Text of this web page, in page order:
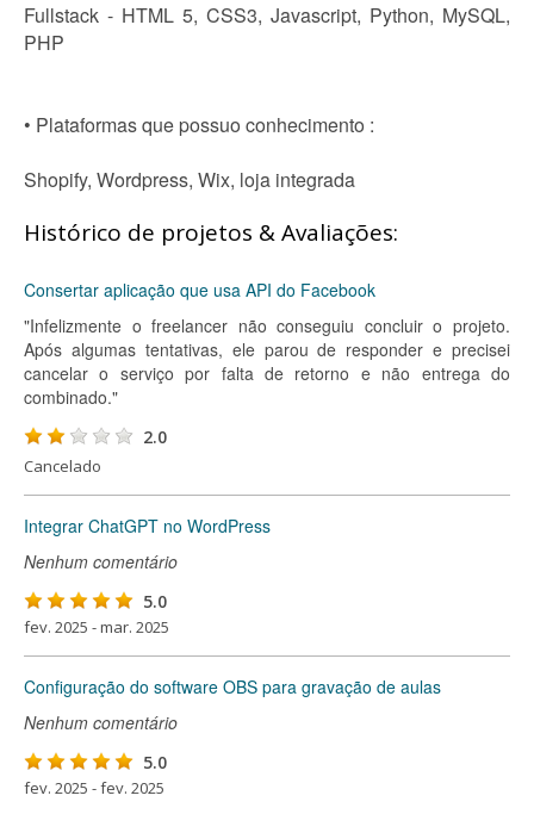
Fullstack - HTML 5, CSS3, Javascript, Python, MySQL,
PHP
• Plataformas que possuo conhecimento :
Shopify, Wordpress, Wix, loja integrada
Histórico de projetos & Avaliações:
Consertar aplicação que usa API do Facebook
"Infelizmente o freelancer não conseguiu concluir o projeto.
Após algumas tentativas, ele parou de responder e precisei
cancelar o serviço por falta de retorno e não entrega do
combinado."
2.0
Cancelado
Integrar ChatGPT no WordPress
Nenhum comentário
5.0
fev. 2025 - mar. 2025
Configuração do software OBS para gravação de aulas
Nenhum comentário
5.0
fev. 2025 - fev. 2025